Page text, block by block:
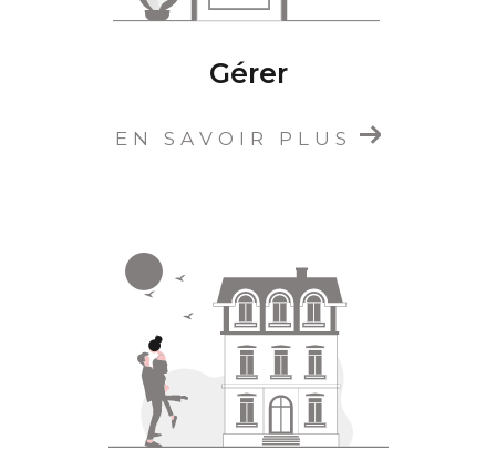
Gérer
EN SAVOIR PLUS